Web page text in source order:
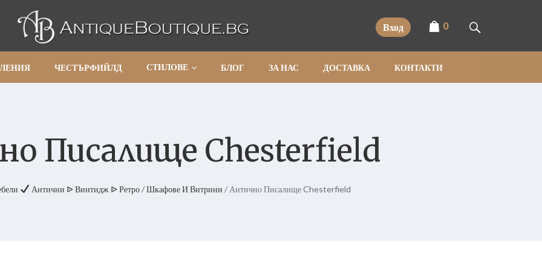
Вход 0
ЧЕСТЪРФИЙЛД СТИЛОВЕ БЛОГ ЗА НАС ДОСТАВКА КОНТАКТИ
Писалище Chesterfield
Антични ᐉ Винтидж ᐉ Ретро/Шкафове И Витрини / Антично Писалище Chesterfield